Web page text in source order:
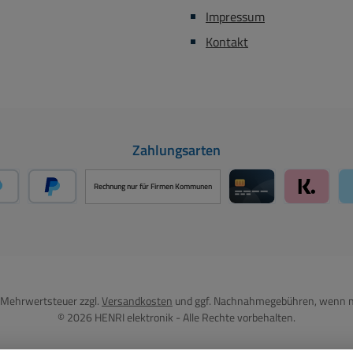
Impressum
Kontakt
Zahlungsarten
Rechnung nur für Firmen Kommunen
zzgl.Versandkosten und ggf. Nachnahmegebühren, wenn
© 2026 HENRI elektronik - Alle Rechte vorbehalten.